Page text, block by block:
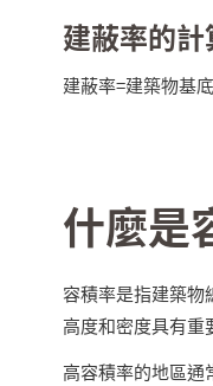
建蔽率的
建蔽率=建築物基
什麼是
容積率是指建築物
高度和密度具有重
高容積率的地區通